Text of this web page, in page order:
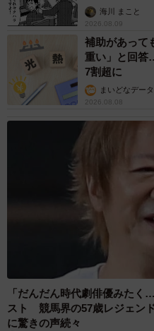
海川 まこと
2026.08.09
補助があって
重い」と回答
7割超に
まいどなデータ
2026.08.08
「だんだん時代劇俳優みた
スト 競馬界の57歳レジェン
に驚きの声続々